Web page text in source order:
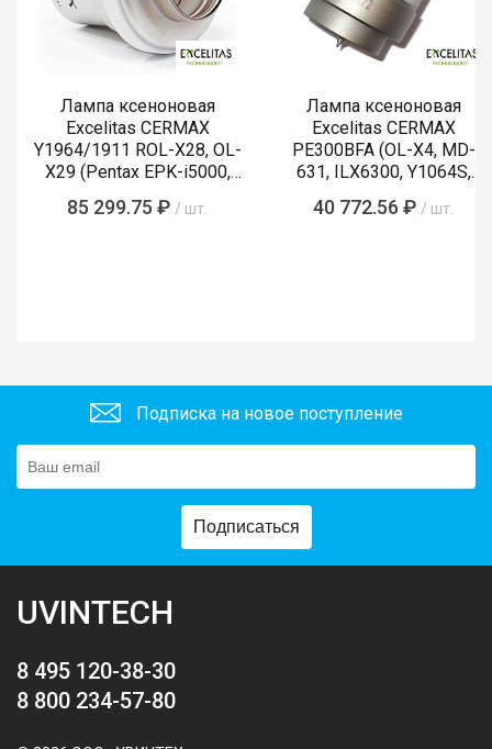
Лампа ксеноновая
Excelitas CERMAX
Y1964/1911 ROL-X28, OL-
X29 (Pentax EPK-i5000,
85 299.75 ₽ / шт.
Лампа ксеноновая
Excelitas CERMAX
PE300BFA (OL-X4, MD-
631, ILX6300, Y1064S,
40 772.56 ₽ / шт.
Подписка на новое поступление
Подписаться
UVINTECH
8 495 120-38-30
8 800 234-57-80